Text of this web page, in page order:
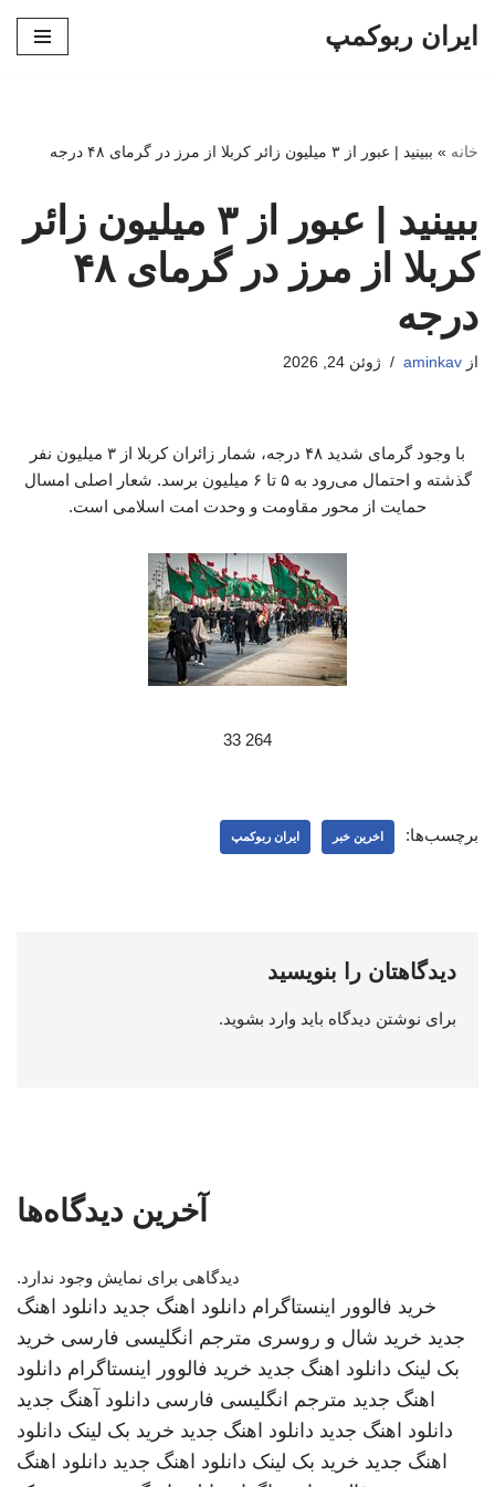
ایران ربوکمپ
خانه » ببینید | عبور از ۳ میلیون زائر کربلا از مرز در گرمای ۴۸ درجه
ببینید | عبور از ۳ میلیون زائر
کربلا از مرز در گرمای ۴۸
درجه
از aminkav ژوئن 24, 2026
با وجود گرمای شدید ۴۸ درجه، شمار زائران کربلا از ۳ میلیون نفر
گذشته و احتمال می‌رود به ۵ تا ۶ میلیون برسد. شعار اصلی امسال
حمایت از محور مقاومت و وحدت امت اسلامی است.
264 33
برچسب‌ها: اخرین خبر ایران ربوکمپ
دیدگاهتان را بنویسید
برای نوشتن دیدگاه باید وارد بشوید.
آخرین دیدگاه‌ها
دیدگاهی برای نمایش وجود ندارد.
خرید فالوور اینستاگرام دانلود اهنگ جدید دانلود اهنگ
جدید خرید شال و روسری مترجم انگلیسی فارسی خرید
بک لینک دانلود اهنگ جدید خرید فالوور اینستاگرام دانلود
اهنگ جدید مترجم انگلیسی فارسی دانلود آهنگ جدید
دانلود اهنگ جدید دانلود اهنگ جدید خرید بک لینک دانلود
اهنگ جدید خرید بک لینک دانلود اهنگ جدید دانلود اهنگ